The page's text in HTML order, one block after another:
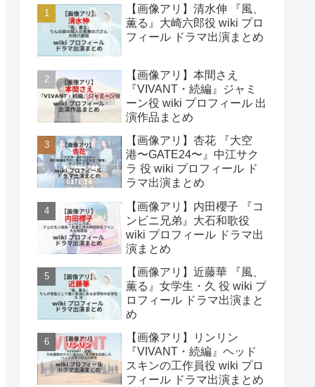
【画像アリ】清水伸 『風、
薫る』大崎六郎役 wiki プロ
フィール ドラマ出演まとめ
【画像アリ】本間さえ
『VIVANT・続編』ジャミ
ーン役 wiki プロフィール 出
演作品まとめ
【画像アリ】杏花 『大空
港〜GATE24〜』中江サク
ラ 役 wiki プロフィール ド
ラマ出演まとめ
【画像アリ】内田櫻子 『コ
ンビニ兄弟』大石和歌役
wiki プロフィール ドラマ出
演まとめ
【画像アリ】近藤華 『風、
薫る』女学生・久 役 wiki プ
ロフィール ドラマ出演まと
め
【画像アリ】リンリン
『VIVANT・続編』ヘッド
スキンの工作員役 wiki プロ
フィール ドラマ出演まとめ